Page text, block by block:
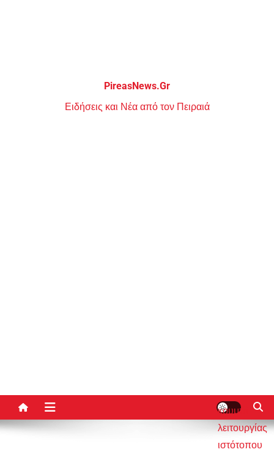
PireasNews.Gr
Ειδήσεις και Νέα από τον Πειραιά
κουμπί
λειτουργίας
ιστότοπου